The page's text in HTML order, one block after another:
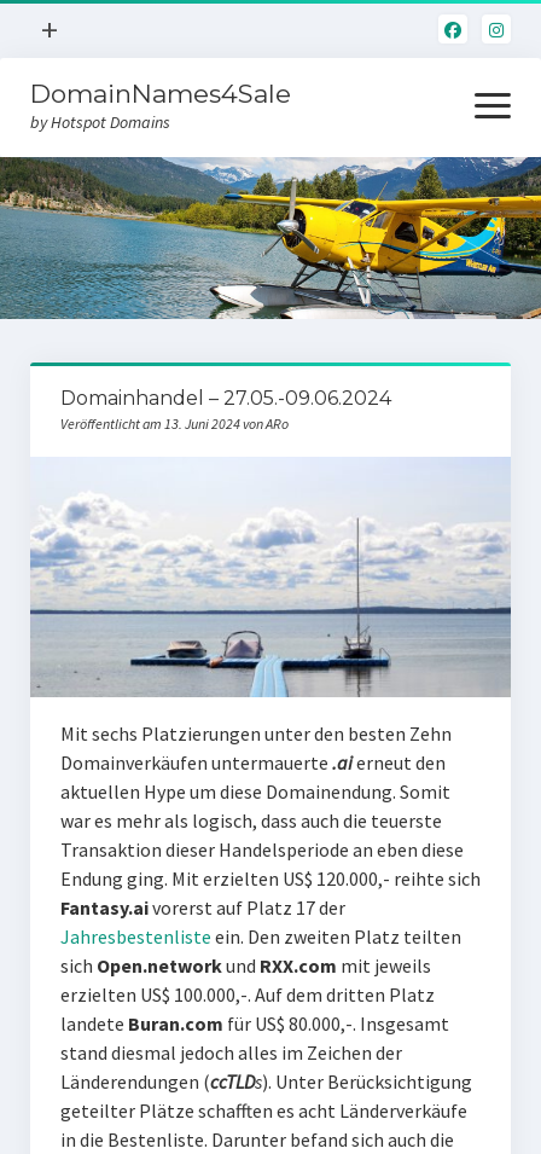
Menü
+
Hotspot.Domains
DomainNames4Sale
by Hotspot Domains
Menü
öffnen
Home
Domainverkauf
Domainhandel – 27.05.-09.06.2024
Veröffentlicht am 13. Juni 2024 von ARo
Mit sechs Platzierungen unter den besten Zehn
Domainverkäufen untermauerte .aierneut den
aktuellen Hype um diese Domainendung. Somit
war es mehr als logisch, dass auch die teuerste
Transaktion dieser Handelsperiode an eben diese
Endung ging. Mit erzielten US$ 120.000,- reihte sich
Fantasy.aivorerst auf Platz 17 der
Jahresbestenliste ein. Den zweiten Platz teilten
sich Open.networkund RXX.com mit jeweils
erzielten US$ 100.000,-. Auf dem dritten Platz
landete Buran.com für US$ 80.000,-. Insgesamt
stand diesmal jedoch alles im Zeichen der
Länderendungen (ccTLDs). Unter Berücksichtigung
geteilter Plätze schafften es acht Länderverkäufe
in die Bestenliste. Darunter befand sich auch die